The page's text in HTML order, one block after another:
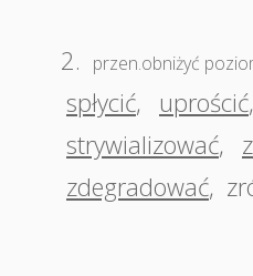
2. przen.obniżyć
spłycić, uprościć,
strywializować,
zdegradować,